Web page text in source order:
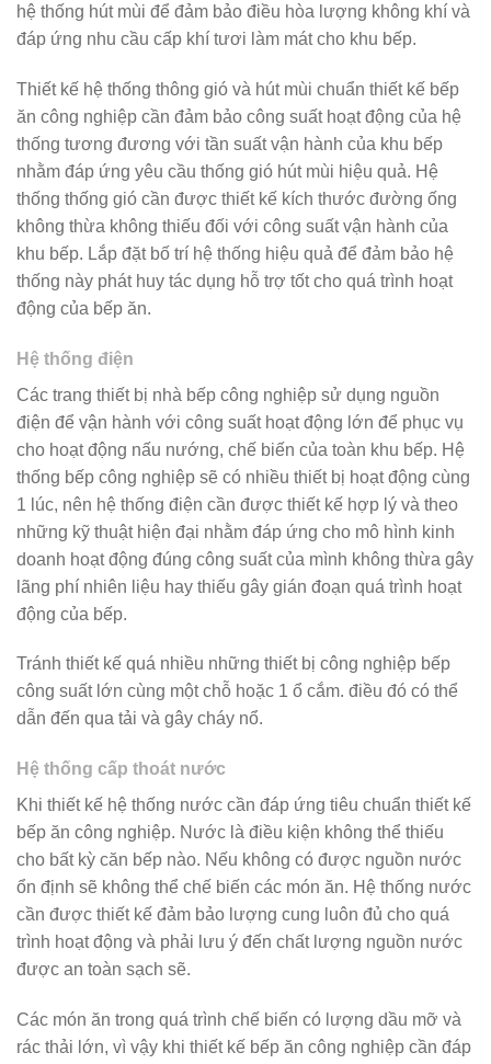
hệ thống hút mùi để đảm bảo điều hòa lượng không khí và
đáp ứng nhu cầu cấp khí tươi làm mát cho khu bếp.
Thiết kế hệ thống thông gió và hút mùi chuẩn thiết kế bếp
ăn công nghiệp cần đảm bảo công suất hoạt động của hệ
thống tương đương với tần suất vận hành của khu bếp
nhằm đáp ứng yêu cầu thống gió hút mùi hiệu quả. Hệ
thống thống gió cần được thiết kế kích thước đường ống
không thừa không thiếu đối với công suất vận hành của
khu bếp. Lắp đặt bố trí hệ thống hiệu quả để đảm bảo hệ
thống này phát huy tác dụng hỗ trợ tốt cho quá trình hoạt
động của bếp ăn.
Hệ thống điện
Các trang thiết bị nhà bếp công nghiệp sử dụng nguồn
điện để vận hành với công suất hoạt động lớn để phục vụ
cho hoạt động nấu nướng, chế biến của toàn khu bếp. Hệ
thống bếp công nghiệp sẽ có nhiều thiết bị hoạt động cùng
1 lúc, nên hệ thống điện cần được thiết kế hợp lý và theo
những kỹ thuật hiện đại nhằm đáp ứng cho mô hình kinh
doanh hoạt động đúng công suất của mình không thừa gây
lãng phí nhiên liệu hay thiếu gây gián đoạn quá trình hoạt
động của bếp.
Tránh thiết kế quá nhiều những thiết bị công nghiệp bếp
công suất lớn cùng một chỗ hoặc 1 ổ cắm. điều đó có thể
dẫn đến qua tải và gây cháy nổ.
Hệ thống cấp thoát nước
Khi thiết kế hệ thống nước cần đáp ứng tiêu chuẩn thiết kế
bếp ăn công nghiệp. Nước là điều kiện không thể thiếu
cho bất kỳ căn bếp nào. Nếu không có được nguồn nước
ổn định sẽ không thể chế biến các món ăn. Hệ thống nước
cần được thiết kế đảm bảo lượng cung luôn đủ cho quá
trình hoạt động và phải lưu ý đến chất lượng nguồn nước
được an toàn sạch sẽ.
Các món ăn trong quá trình chế biến có lượng dầu mỡ và
rác thải lớn, vì vậy khi thiết kế bếp ăn công nghiệp cần đáp